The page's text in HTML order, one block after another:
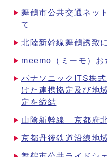
舞鶴市公共交通ネッ
て
北陸新幹線舞鶴誘致
meemo（ミーモ）お
パナソニックITS株
けた連携協定及び地
定を締結
山陰新幹線 京都府
京都丹後鉄道沿線地